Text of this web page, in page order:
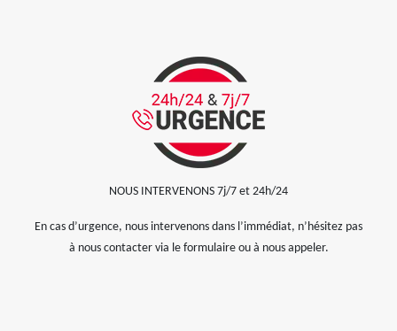
NOUS INTERVENONS 7j/7 et 24h/24
En cas d’urgence, nous intervenons dans l’immédiat, n’hésitez pas
à nous contacter via le formulaire ou à nous appeler.